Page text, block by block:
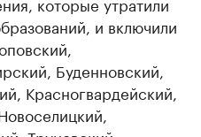
и включили
Буденновский,
Красногвардейский,